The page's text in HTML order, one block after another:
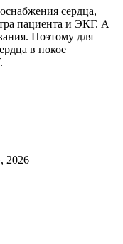
сердца,
пациента и ЭКГ. А
Поэтому для
в покое
2026